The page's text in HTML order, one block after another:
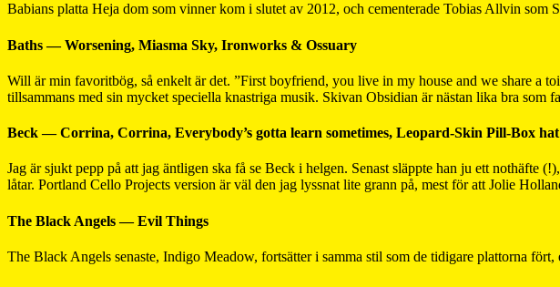
Babians platta Heja dom som vinner kom i slutet av 2012, och cementerade Tobias Allvin
Baths — Worsening, Miasma Sky, Ironworks & Ossuary
Will är min favoritbög, så enkelt är det. ”First boyfriend, you live in my house and we share a
tillsammans med sin mycket speciella knastriga musik. Skivan Obsidian är nästan lika bra som
Beck — Corrina, Corrina, Everybody’s gotta learn sometimes, Leopard-Skin Pill-Box
Jag är sjukt pepp på att jag äntligen ska få se Beck i helgen. Senast släppte han ju ett nothäfte
låtar. Portland Cello Projects version är väl den jag lyssnat lite grann på, mest för att Jolie
The Black Angels — Evil Things
The Black Angels senaste, Indigo Meadow, fortsätter i samma stil som de tidigare plattorna